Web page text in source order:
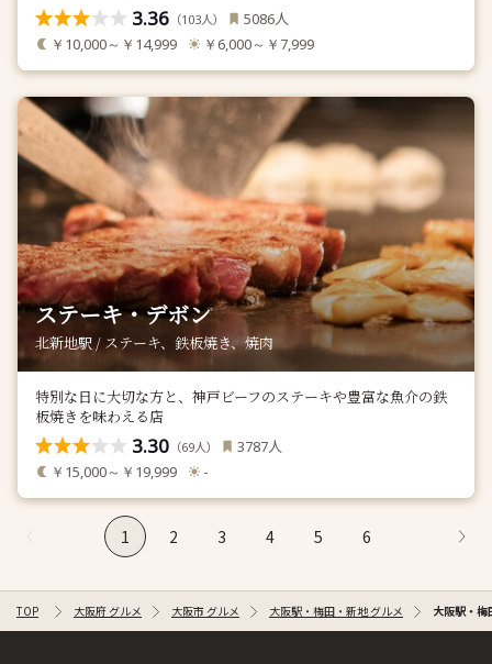
3.36 （103人） 5086人
￥10,000～￥14,999 ￥6,000～￥7,999
ステーキ・デボン
北新地駅 / ステーキ、鉄板焼き、焼肉
特別な日に大切な方と、神戸ビーフのステーキや豊富な魚介の鉄
板焼きを味わえる店
3.30 （69人） 3787人
￥15,000～￥19,999 -
1 2 3 4 5 6
TOP 大阪府 グルメ 大阪市 グルメ 大阪駅・梅田・新地 グルメ 大阪駅・梅